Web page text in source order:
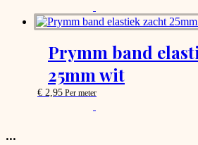
chosen
on
the
product
product
has
options
that
Prymm band
25mm wit
€ 2,95 Per meter
...